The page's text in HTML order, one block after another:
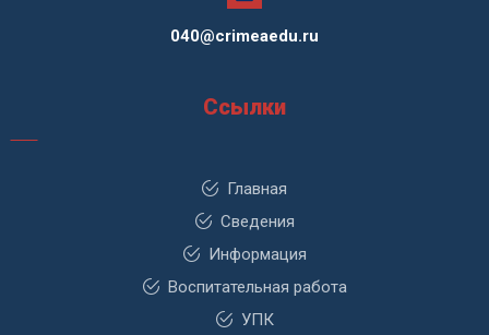
040@crimeaedu.ru
Ссылки
Главная
Сведения
Информация
Воспитательная работа
УПК